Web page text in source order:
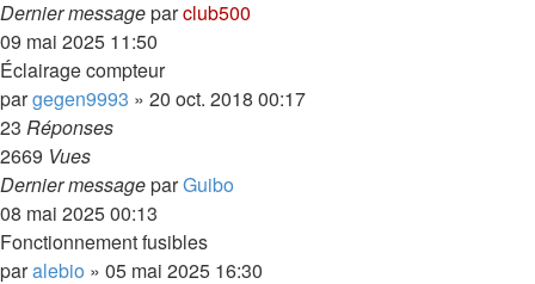
Dernier messageparclub500
09 mai 2025 11:50
Éclairage compteur
pargegen9993 » 20 oct. 2018 00:17
23 Réponses
2669 Vues
Dernier messageparGuibo
08 mai 2025 00:13
Fonctionnement fusibles
paralebio » 05 mai 2025 16:30